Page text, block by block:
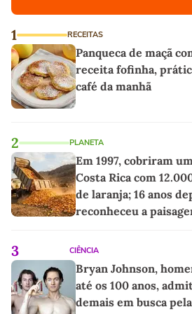
1 RECEITAS
Panqueca de maçã
receita fofinha,
café da manhã
2 PLANETA
Em 1997, cobriram
Costa Rica com
de laranja; 16 anos
reconheceu a
3 CIÊNCIA
Bryan Johnson,
até os 100 anos,
demais em busca